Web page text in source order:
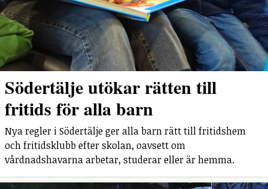
Södertälje utökar rätten till
fritids för alla barn
Nya regler i Södertälje ger alla barn rätt till fritidshem
och fritidsklubb efter skolan, oavsett om
vårdnadshavarna arbetar, studerar eller är hemma.